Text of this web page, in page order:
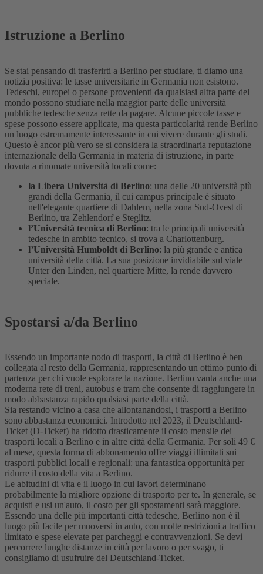
Istruzione a Berlino
Se stai pensando di trasferirti a Berlino per studiare, ti diamo una
notizia positiva: le tasse universitarie in Germania non esistono.
Tedeschi, europei o persone provenienti da qualsiasi altra parte del
mondo possono studiare nella maggior parte delle università
pubbliche tedesche senza rette da pagare. Alcune piccole tasse e
spese possono essere applicate, ma questa particolarità rende Berlino
un luogo estremamente interessante in cui vivere durante gli studi.
Questo è ancor più vero se si considera la straordinaria reputazione
internazionale della Germania in materia di istruzione, in parte
dovuta a rinomate università locali come:
la Libera Università di Berlino: una delle 20 università più
grandi della Germania, il cui campus principale è situato
nell'elegante quartiere di Dahlem, nella zona Sud-Ovest di
Berlino, tra Zehlendorf e Steglitz.
l’Università tecnica di Berlino: tra le principali università
tedesche in ambito tecnico, si trova a Charlottenburg.
l’Università Humboldt di Berlino: la più grande e antica
università della città. La sua posizione invidiabile sul viale
Unter den Linden, nel quartiere Mitte, la rende davvero
speciale.
Spostarsi a/da Berlino
Essendo un importante nodo di trasporti, la città di Berlino è ben
collegata al resto della Germania, rappresentando un ottimo punto di
partenza per chi vuole esplorare la nazione. Berlino vanta anche una
moderna rete di treni, autobus e tram che consente di raggiungere in
modo abbastanza rapido qualsiasi parte della città.
Sia restando vicino a casa che allontanandosi, i trasporti a Berlino
sono abbastanza economici. Introdotto nel 2023, il Deutschland-
Ticket (D-Ticket) ha ridotto drasticamente il costo mensile dei
trasporti locali a Berlino e in altre città della Germania. Per soli 49 €
al mese, questa forma di abbonamento offre viaggi illimitati sui
trasporti pubblici locali e regionali: una fantastica opportunità per
ridurre il costo della vita a Berlino.
Le abitudini di vita e il luogo in cui lavori determinano
probabilmente la migliore opzione di trasporto per te. In generale, se
acquisti e usi un'auto, il costo per gli spostamenti sarà maggiore.
Essendo una delle più importanti città tedesche, Berlino non è il
luogo più facile per muoversi in auto, con molte restrizioni a traffico
limitato e spese elevate per parcheggi e contravvenzioni. Se devi
percorrere lunghe distanze in città per lavoro o per svago, ti
consigliamo di usufruire del Deutschland-Ticket.